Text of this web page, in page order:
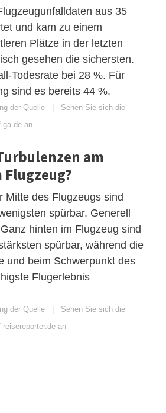
aus 35
und kam zu einem
Plätze in der letzten
gesehen die sichersten.
Todesrate bei 28 %. Für
sind es bereits 44 %.
der Quelle
Sehen Sie sich die
ga.de an
am
Mitte des Flugzeugs sind
spürbar. Generell
hinten im Flugzeug sind
spürbar, während die
und beim Schwerpunkt des
Flugerlebnis
der Quelle
Sehen Sie sich die
an